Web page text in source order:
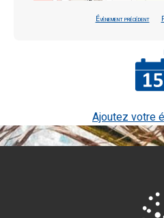
Évènement précédent
Ajoutez votre